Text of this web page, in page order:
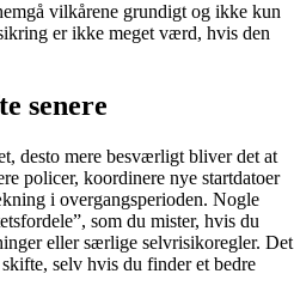
vilkårene grundigt og ikke kun
er ikke meget værd, hvis den
senere
desto mere besværligt bliver det at
policer, koordinere nye startdatoer
i overgangsperioden. Nogle
som du mister, hvis du
eller særlige selvrisikoregler. Det
selv hvis du finder et bedre